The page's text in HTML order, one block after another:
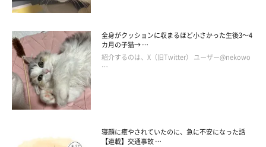
全身がクッションに収まるほど小さかった生後3～4
カ月の子猫→ …
紹介するのは、X（旧Twitter） ユーザー@nekowo
…
寝顔に癒やされていたのに、急に不安になった話
【連載】交通事故 …